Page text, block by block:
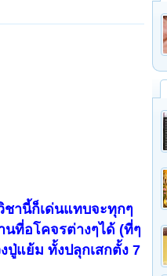
ชานี้ก็เด่นแทบจะทุกๆ
นที่อโคจรต่างๆได้ (ที่ๆ
ปู่แย้ม ทั้งปลุกเสกตั้ง 7